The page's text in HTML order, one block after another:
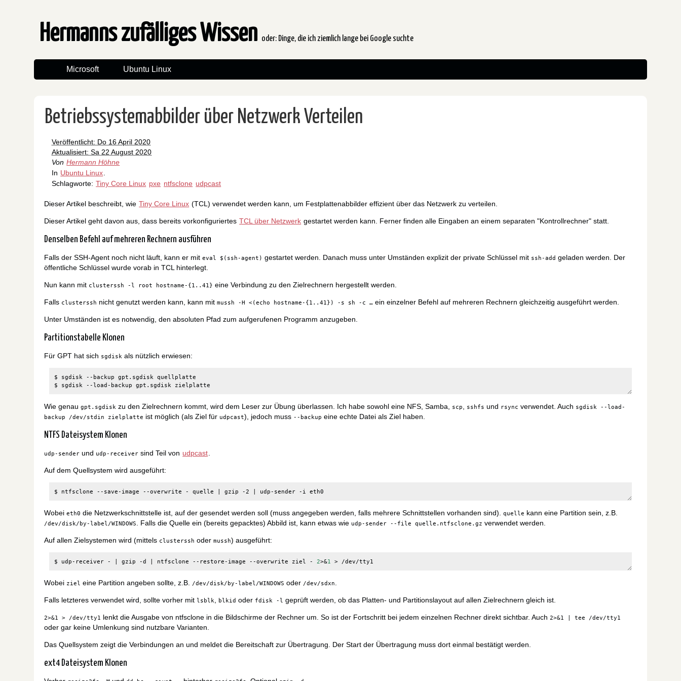
Hermanns zufälliges Wissen oder: Dinge, die ich ziemlich lange bei Google suchte
Microsoft Ubuntu Linux
Betriebssystemabbilder über Netzwerk Verteilen
Veröffentlicht: Do 16 April 2020
Aktualisiert: Sa 22 August 2020
Von Hermann Höhne
In Ubuntu Linux.
Schlagworte: Tiny Core Linux pxe ntfsclone udpcast
Dieser Artikel beschreibt, wie Tiny Core Linux (TCL) verwendet werden kann, um Festplattenabbilder effizient über das Netzwerk zu verteilen.
Dieser Artikel geht davon aus, dass bereits vorkonfiguriertes TCL über Netzwerk gestartet werden kann. Ferner finden alle Eingaben an einem separaten "Kontrollrechner" statt.
Denselben Befehl auf mehreren Rechnern ausführen
Falls der SSH-Agent noch nicht läuft, kann er miteval $(ssh-agent) gestartet werden. Danach muss unter Umständen explizit der private Schlüssel mit ssh-add geladen werden. Der
öffentliche Schlüssel wurde vorab in TCL hinterlegt.
Nun kann mit clusterssh -l root hostname-{1..41} eine Verbindung zu den Zielrechnern hergestellt werden.
Falls clusterssh nicht genutzt werden kann, kann mitmussh -H <(echo hostname-{1..41}) -s sh -c … ein einzelner Befehl auf mehreren Rechnern gleichzeitig ausgeführt werden.
Unter Umständen ist es notwendig, den absoluten Pfad zum aufgerufenen Programm anzugeben.
Partitionstabelle Klonen
Für GPT hat sich sgdisk als nützlich erwiesen:
$ sgdisk --backup gpt.sgdisk quellplatte
Wie genaugpt.sgdisk zu den Zielrechnern kommt, wird dem Leser zur Übung überlassen. Ich habe sowohl eine NFS, Samba, scp, sshfs und rsync verwendet. Auch sgdisk --load-
backup /dev/stdin zielplatte ist möglich (als Ziel für udpcast), jedoch muss --backup eine echte Datei als Ziel haben.
NTFS Dateisystem Klonen
udp-sender und udp-receiver sind Teil von udpcast.
Auf dem Quellsystem wird ausgeführt:
$ ntfsclone --save-image --overwrite - quelle gzip -2
Wobeieth0 die Netzwerkschnittstelle ist, auf der gesendet werden soll (muss angegeben werden, falls mehrere Schnittstellen vorhanden sind).quelle kann eine Partition sein, z.B.
/dev/disk/by-label/WINDOWS. Falls die Quelle ein (bereits gepacktes) Abbild ist, kann etwas wie udp-sender --file quelle.ntfsclone.gz verwendet werden.
Auf allen Zielsystemen wird (mittels clusterssh odermussh) ausgeführt:
$ udp-receiver - gzip -d ntfsclone --restore-image --overwrite ziel - 2>&1
Wobei ziel eine Partition angeben sollte, z.B. /dev/disk/by-label/WINDOWS oder /dev/sdxn.
Falls letzteres verwendet wird, sollte vorher mitlsblk, blkid oder fdisk -l geprüft werden, ob das Platten- und Partitionslayout auf allen Zielrechnern gleich ist.
2>&1 > /dev/tty1 lenkt die Ausgabe von ntfsclone in die Bildschirme der Rechner um. So ist der Fortschritt bei jedem einzelnen Rechner direkt sichtbar. Auch2>&1 | tee /dev/tty1
oder gar keine Umlenkung sind nutzbare Varianten.
Das Quellsystem zeigt die Verbindungen an und meldet die Bereitschaft zur Übertragung. Der Start der Übertragung muss dort einmal bestätigt werden.
ext4 Dateisystem Klonen